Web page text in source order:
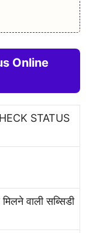
Online
STATUS
वाली सब्सिडी